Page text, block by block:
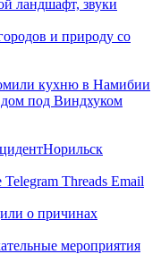
и природу со
дом под Виндхуком
Норильск
Telegram Threads Email
о причинах
мероприятия